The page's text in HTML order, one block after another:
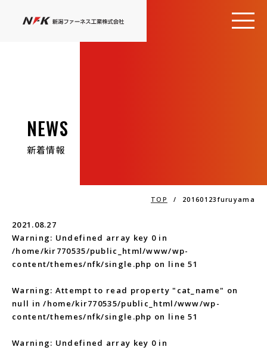
NEWS
新着情報
TOP / 20160123furuyama
2021.08.27
Warning: Undefined array key 0 in
/home/kir770535/public_html/www/wp-
content/themes/nfk/single.php on line51
Warning: Attempt to read property "cat_name" on
null in/home/kir770535/public_html/www/wp-
content/themes/nfk/single.php on line51
Warning: Undefined array key 0 in